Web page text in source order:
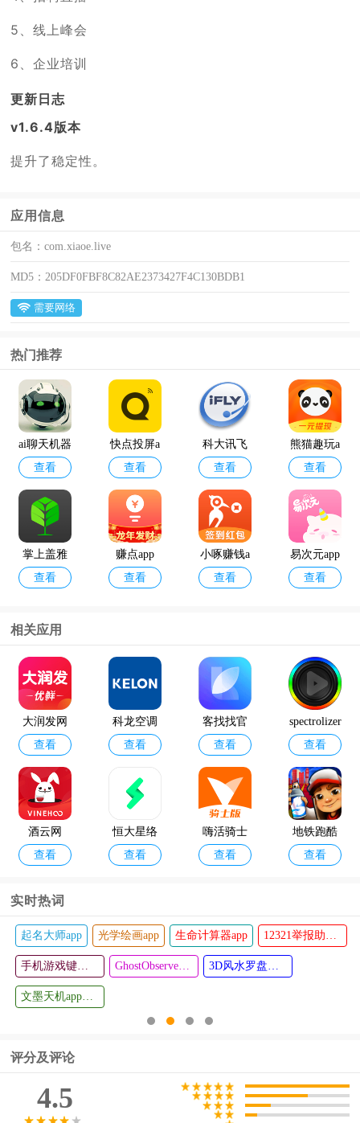
5、线上峰会
6、企业培训
更新日志
v1.6.4版本
提升了稳定性。
应用信息
包名：com.xiaoe.live
MD5： 205DF0FBF8C82AE2373427F4C130BDB1
需要网络
热门推荐
ai聊天机器
人
查看
快点投屏a
pp
查看
科大讯飞
语音引擎
最新版
查看
熊猫趣玩a
pp官方版
查看
掌上盖雅
考勤app官
查看
赚点app
查看
小啄赚钱a
pp
查看
易次元app
查看
12398能源
监管热线a
pp官方版
查看
模拟黑客
软件手机
版
查看
相关应用
大润发网
上购物app
(大润发优
鲜)
查看
科龙空调
手机万能
遥控器app
(科龙智能
查看
客找找官
方
查看
spectrolizer
mu-sic汉化
版
查看
酒云网
查看
恒大星络
充电
查看
嗨活骑士
软件(麦芽
查看
地铁跑酷
黑化版本
查看
梨园行戏
曲HD版
查看
逃离塔底
游戏
查看
实时热词
起名大师app 光学绘画app 生命计算器app
评分及评论
4.5